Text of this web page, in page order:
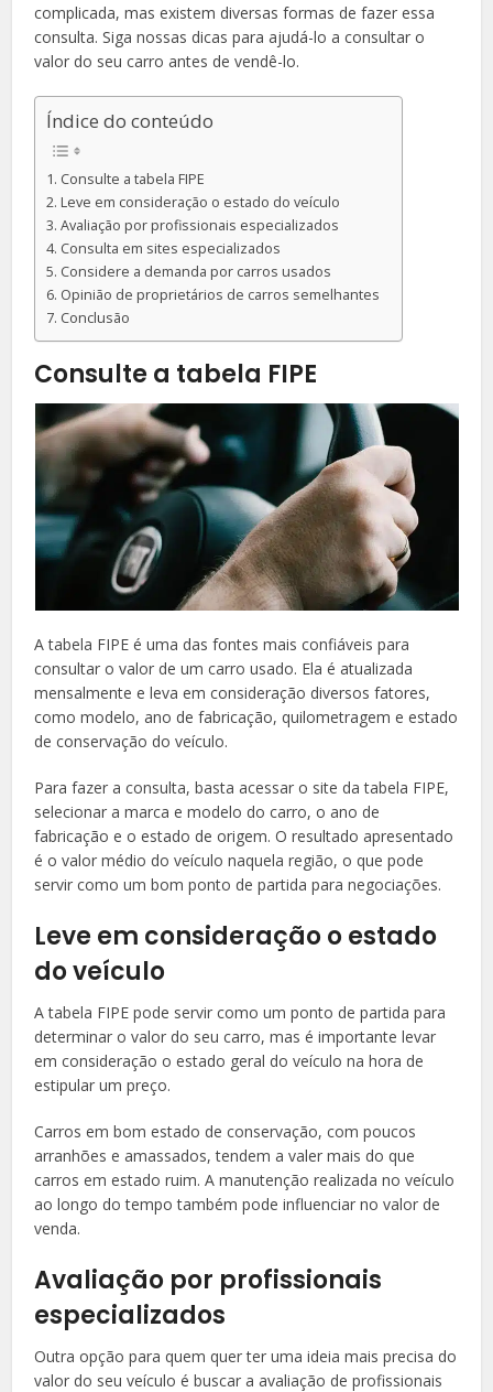
complicada, mas existem diversas formas de fazer essa
consulta. Siga nossas dicas para ajudá-lo a consultar o
valor do seu carro antes de vendê-lo.
Índice do conteúdo
Consulte a tabela FIPE
Leve em consideração o estado do veículo
Avaliação por profissionais especializados
Consulta em sites especializados
Considere a demanda por carros usados
Opinião de proprietários de carros semelhantes
Conclusão
Consulte a tabela FIPE
A tabela FIPE é uma das fontes mais confiáveis para
consultar o valor de um carro usado. Ela é atualizada
mensalmente e leva em consideração diversos fatores,
como modelo, ano de fabricação, quilometragem e estado
de conservação do veículo.
Para fazer a consulta, basta acessar o site da tabela FIPE,
selecionar a marca e modelo do carro, o ano de
fabricação e o estado de origem. O resultado apresentado
é o valor médio do veículo naquela região, o que pode
servir como um bom ponto de partida para negociações.
Leve em consideração o estado
do veículo
A tabela FIPE pode servir como um ponto de partida para
determinar o valor do seu carro, mas é importante levar
em consideração o estado geral do veículo na hora de
estipular um preço.
Carros em bom estado de conservação, com poucos
arranhões e amassados, tendem a valer mais do que
carros em estado ruim. A manutenção realizada no veículo
ao longo do tempo também pode influenciar no valor de
venda.
Avaliação por profissionais
especializados
Outra opção para quem quer ter uma ideia mais precisa do
valor do seu veículo é buscar a avaliação de profissionais